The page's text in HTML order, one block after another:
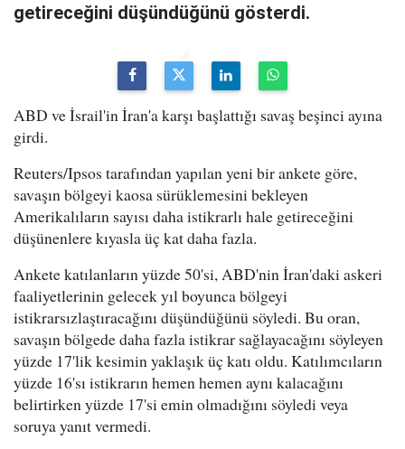
getireceğini düşündüğünü gösterdi.
ABD ve İsrail'in İran'a karşı başlattığı savaş beşinci ayına
girdi.
Reuters/Ipsos tarafından yapılan yeni bir ankete göre,
savaşın bölgeyi kaosa sürüklemesini bekleyen
Amerikalıların sayısı daha istikrarlı hale getireceğini
düşünenlere kıyasla üç kat daha fazla.
Ankete katılanların yüzde 50'si, ABD'nin İran'daki askeri
faaliyetlerinin gelecek yıl boyunca bölgeyi
istikrarsızlaştıracağını düşündüğünü söyledi. Bu oran,
savaşın bölgede daha fazla istikrar sağlayacağını söyleyen
yüzde 17'lik kesimin yaklaşık üç katı oldu. Katılımcıların
yüzde 16'sı istikrarın hemen hemen aynı kalacağını
belirtirken yüzde 17'si emin olmadığını söyledi veya
soruya yanıt vermedi.